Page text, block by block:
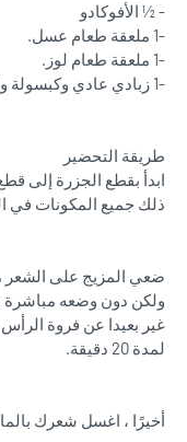
- ½ الأفوكادو
-1 ملعقة طعام عسل.
-1 ملعقة طعام لوز.
-1 زبادي عادي وكبسولة واحدة من فيتامين E.
طريقة التحضير
ابدأ بقطع الجزرة إلى
ذلك جميع المكونات في
ضعي المزيج على الشعر
غير بعيدا عن فروة
لمدة 20 دقيقة.
أخيرًا ، اغسل شعرك